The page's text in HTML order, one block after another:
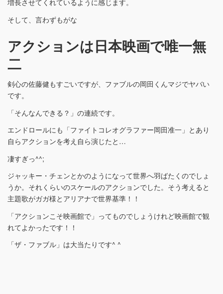
増長させてくれているように感じます。
そして、言わずもがな
アクションは日本映画で唯一無
二
剣心の佐藤健もすごいですが、ファブルの岡田くんマジでヤバい
です。
「そんなんできる？」の連続です。
エンドロールにも「ファイトコレオグラファー岡田准一」とあり
自らアクションを考え自ら演じたと…
凄すぎっ^^;
ジャッキー・チェンとかのようになって世界へ羽ばたくのでしょ
うか。それくらいのスケールのアクションでした。そう考えると
主題歌がガガ様とアリアナで世界基準！！
「アクションこそ映画館で」ってものでしょうけれど映画館で観
れてよかったです！！
「ザ・ファブル」は大当たりです^ ^